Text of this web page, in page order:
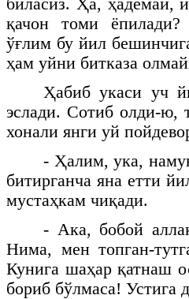
биласиз. Ҳа, ҳадемай,
қачон томи ёпилади?
ўғлим бу йил
ҳам уйни битказа
Ҳабиб укаси уч
эслади. Сотиб олди-ю,
хонали янги уй
- Ҳалим, ука,
битирганча яна етти
мустаҳкам чиқади.
- Ака, бобой
Нима, мен топган-
Кунига шаҳар қатнаш
бориб бўлмаса! Устига